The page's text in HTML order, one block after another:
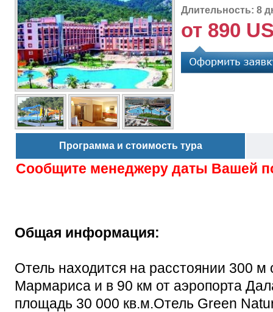
Длительность: 8
от 890
Программа и стоимость тура
Сообщите менеджеру даты Вашей
Общая информация:
Отель находится на расстоянии 300 м
Мармариса и в 90 км от аэропорта
площадь 30 000 кв.м.Отель Green